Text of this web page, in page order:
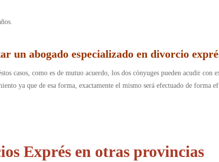
un abogado especializado en divorcio
casos, como es de mutuo acuerdo, los dos cónyuges pueden acudir con
ya que de esa forma, exactamente el mismo será efectuado de forma
Exprés en otras provincias